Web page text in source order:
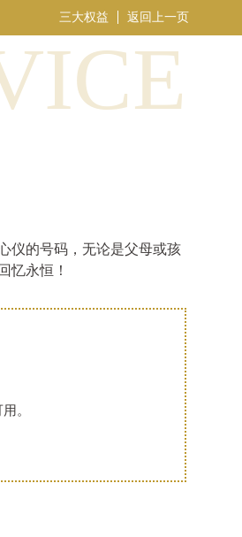
三大权益 返回上一页
仪的号码，无论是父母或孩
忆永恒！
。